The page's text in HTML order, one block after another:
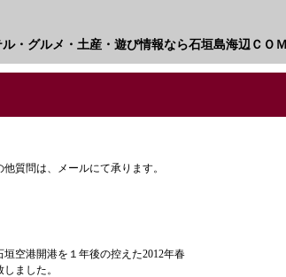
・グルメ・土産・遊び情報なら石垣島海辺ＣＯＭ
質問は、メールにて承ります。
垣空港開港を１年後の控えた2012年春
ました。